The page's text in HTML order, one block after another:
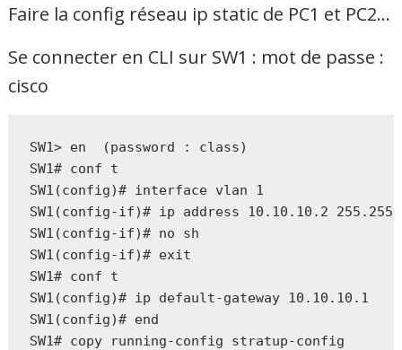
Faire la config réseau ip static de PC1 et PC2…
Se connecter en CLI sur SW1 : mot de passe :
cisco
SW1> en  (password : class)
SW1# conf t
SW1(config)# interface vlan 1
SW1(config-if)# ip address 10.10.10.2
SW1(config-if)# no sh
SW1(config-if)# exit
SW1# conf t
SW1(config)# ip default-gateway 10.10.10.1
SW1(config)# end
SW1# copy running-config stratup-config